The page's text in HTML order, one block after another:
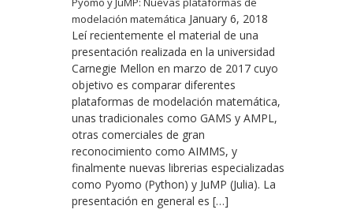
modelación matemática January 6, 2018
Leí recientemente el material de una
presentación realizada en la universidad
Carnegie Mellon en marzo de 2017 cuyo
objetivo es comparar diferentes
plataformas de modelación matemática,
unas tradicionales como GAMS y AMPL,
otras comerciales de gran
reconocimiento como AIMMS, y
finalmente nuevas librerias especializadas
como Pyomo (Python) y JuMP (Julia). La
presentación en general es […]